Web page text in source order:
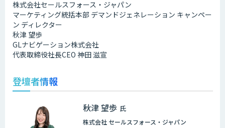
株式会社セールスフォース・ジャパン
マーケティング統括本部 デマンドジェネレーション キャンペー
ン ディレクター
秋津 望歩
GLナビゲーション株式会社
代表取締役社長CEO 神田 滋宣
登壇者情報
秋津 望歩 氏
株式会社 セールスフォース・ジャパン